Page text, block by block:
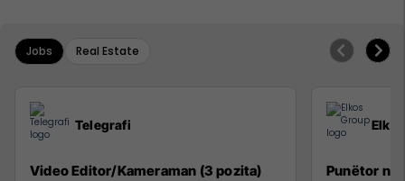
Jobs Real Estate
Telegrafi
Video Editor/Kameraman (3 pozita) Punëtor në